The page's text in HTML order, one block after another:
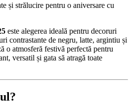
și strălucire pentru o aniversare cu
este alegerea ideală pentru decoruri
contrastante de negru, latte, argintiu și
o atmosferă festivă perfectă pentru
versatil și gata să atragă toate